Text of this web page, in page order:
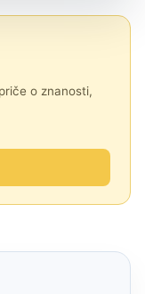
o znanosti,